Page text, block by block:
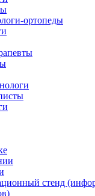
ортопеды
стенд